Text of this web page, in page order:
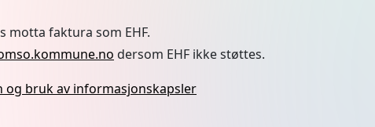
motta faktura som EHF.
dersom EHF ikke støttes.
bruk av informasjonskapsler